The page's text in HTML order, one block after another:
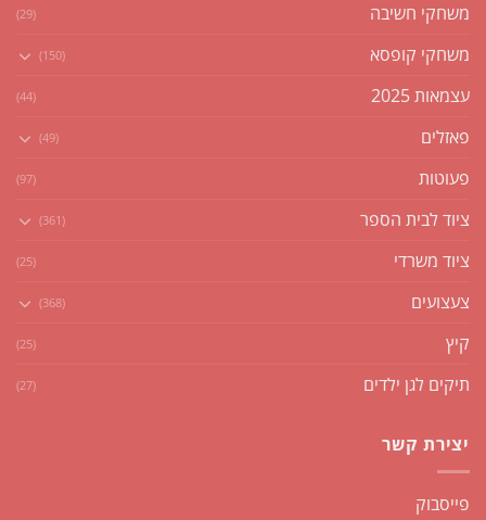
משחקי חשיבה (29)
משחקי קופסא (150)
עצמאות 2025 (44)
פאזלים (49)
פעוטות (97)
ציוד לבית הספר (361)
ציוד משרדי (25)
צעצועים (368)
קיץ (25)
תיקים לגן ילדים (27)
יצירת קשר
פייסבוק